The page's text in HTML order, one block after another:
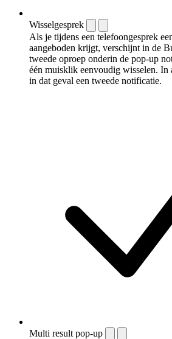
Wisselgesprek
Als je tijdens een telefoongesprek
aangeboden krijgt, verschijnt in de
tweede oproep onderin de pop-up
één muisklik eenvoudig wisselen. In
in dat geval een tweede notificatie.
Multi result pop-up